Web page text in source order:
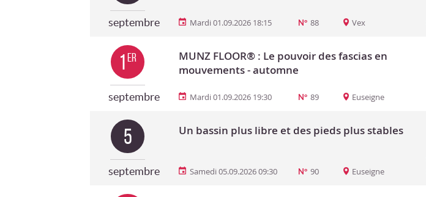
septembre Mardi 01.09.2026 18:15 Vex
N° 88
1er
septembre
MUNZ FLOOR® : Le pouvoir des fascias en
mouvements - automne
Mardi 01.09.2026 19:30 Euseigne
N° 89
5
septembre
Un bassin plus libre et des pieds plus stables
Samedi 05.09.2026 09:30 Euseigne
N° 90